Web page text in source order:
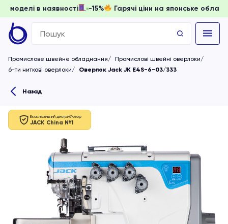
доки моделі в наявності -15% Гарячі ціни на
Search
for:
Промислове швейне обладнання
Промислові швейні оверлоки
6-ти ниткові оверлоки
Оверлок Jack JK E4S-6-03/333
Назад
Ексклюзивний дистриб'ютор
JACK China №1